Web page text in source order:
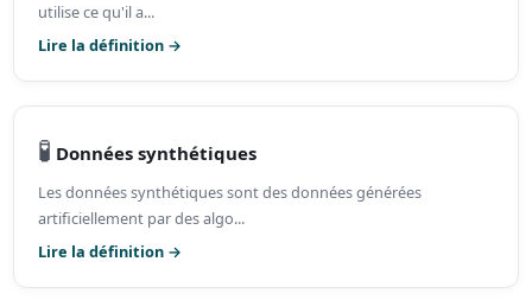
utilise ce qu'il a...
Lire la définition →
🧪 Données synthétiques
Les données synthétiques sont des données générées
artificiellement par des algo...
Lire la définition →